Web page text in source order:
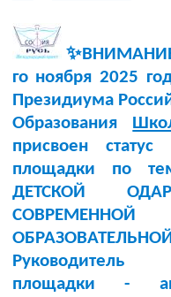
го ноября 2025
Президиума
Образования
присвоен статус
площадки по
ДЕТСКОЙ
СОВРЕМЕННОЙ
Руководитель
площадки -